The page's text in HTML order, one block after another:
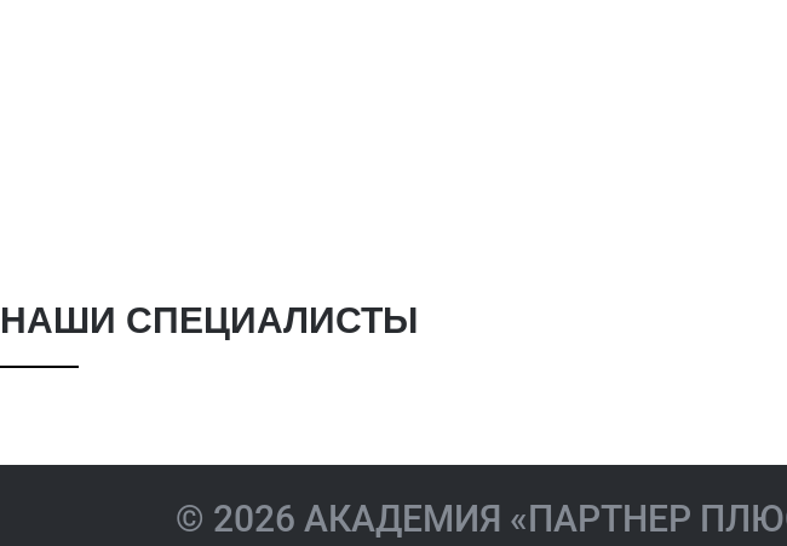
НАШИ СПЕЦИАЛИСТЫ
Екатерина
Игоревна
© 2026 АКАДЕМИЯ «ПАРТНЕР